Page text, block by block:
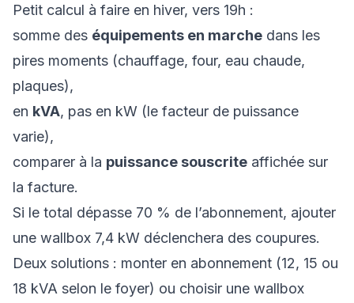
Petit calcul à faire en hiver, vers 19h :
somme des équipements en marche dans les
pires moments (chauffage, four, eau chaude,
plaques),
en kVA, pas en kW (le facteur de puissance
varie),
comparer à la puissance souscrite affichée sur
la facture.
Si le total dépasse 70 % de l’abonnement, ajouter
une wallbox 7,4 kW déclenchera des coupures.
Deux solutions : monter en abonnement (12, 15 ou
18 kVA selon le foyer) ou choisir une wallbox